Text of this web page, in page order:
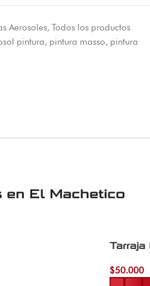
Aerosoles, Todos los productos
pintura, pintura masso, pintura
en El Machetico
$50.000
Añadir al